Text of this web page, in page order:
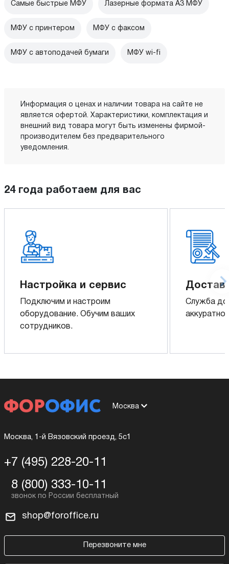
Самые быстрые МФУ Лазерные формата А3 МФУ
МФУ с принтером МФУ с факсом
МФУ с автоподачей бумаги МФУ wi-fi
Информация о ценах и наличии товара на сайте не
является офертой. Характеристики, комплектация и
внешний вид товара могут быть изменены фирмой-
производителем без предварительного
уведомления.
24 года работаем для вас
Настройка и сервис
Подключим и настроим
оборудование. Обучим ваших
сотрудников.
Служба
аккуратно
Москва
Москва, 1-й Вязовский проезд, 5с1
+7 (495) 228-20-11
8 (800) 333-10-11
shop@foroffice.ru
Перезвоните мне